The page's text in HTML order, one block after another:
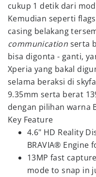
cukup 1 detik dari
Kemudian seperti
casing belakang
communication serta
bisa digonta - ganti,
Xperia yang bakal
selama beraksi di
9.35mm serta berat
dengan pilihan warna
Key Feature
4.6" HD Reality
BRAVIA®
13MP fast
mode to snap in